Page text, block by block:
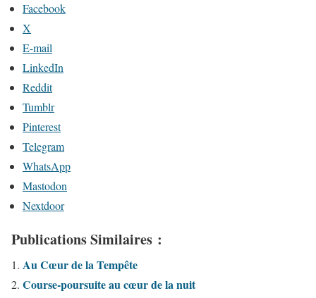
Facebook
X
E-mail
LinkedIn
Reddit
Tumblr
Pinterest
Telegram
WhatsApp
Mastodon
Nextdoor
Publications Similaires :
Au Cœur de la Tempête
Course-poursuite au cœur de la nuit